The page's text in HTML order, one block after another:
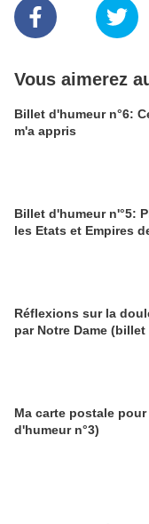
Vous aimerez
Billet d'humeur n°6:
m'a appris
Billet d'humeur n'°5:
les Etats et Empires
Réflexions sur la
par Notre Dame (billet
Ma carte postale
d'humeur n°3)